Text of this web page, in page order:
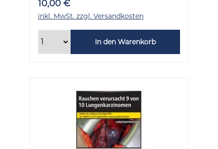
10,00 €
inkl. MwSt. zzgl. Versandkosten
In den Warenkorb